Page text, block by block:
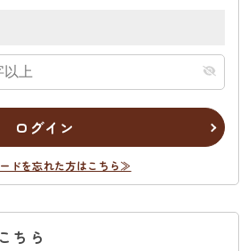
ログイン
ドを忘れた方はこちら≫
ちら